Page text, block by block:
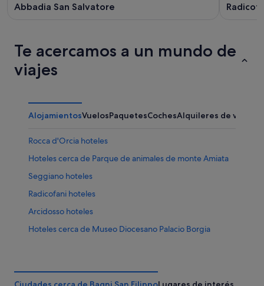
Abbadia San Salvatore
Te acercamos a un mundo de
viajes
AlojamientosVuelosPaquetesCochesAlquileres de
Rocca d'Orcia hoteles
Hoteles cerca de Parque de animales de monte Amiata
Seggiano hoteles
Radicofani hoteles
Arcidosso hoteles
Hoteles cerca de Museo Diocesano Palacio Borgia
Campings de caravanas en Pienza